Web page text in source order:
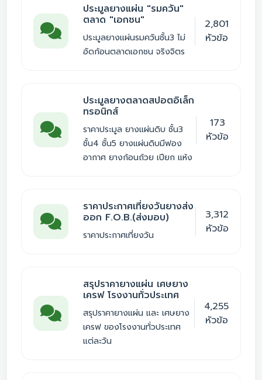
ประมูลยางแผ่น "รมควัน"
ตลาด "เอกชน"
ประมูลยางแผ่นรมควันชั้น3 ไม่
อัดก้อนตลาดเอกชน จริงจิตร
2,801
หัวข้อ
ประมูลยางตลาดสปอตอิเล็ก
ทรอนิกส์
ราคาประมูล ยางแผ่นดิบ ชั้น3
ชั้น4 ชั้น5 ยางแผ่นดิบมีฟอง
อากาศ ยางก้อนถ้วย เปียก แห้ง
173
หัวข้อ
ราคาประกาศเที่ยงวันยางส่ง
ออก F.O.B.(ส่งมอบ)
ราคาประกาศเที่ยงวัน
3,312
หัวข้อ
สรุปราคายางแผ่น เศษยาง
เครฟ โรงงานทั่วประเทศ
สรุปราคายางแผ่น และ เศษยาง
เครฟ ของโรงงานทั่วประเทศ
แต่ละวัน
4,255
หัวข้อ